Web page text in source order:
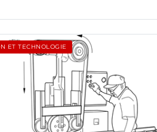
ET TECHNOLOGIE